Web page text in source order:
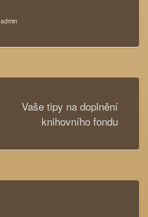
admin
Vaše tipy na doplnění
knihovního fondu